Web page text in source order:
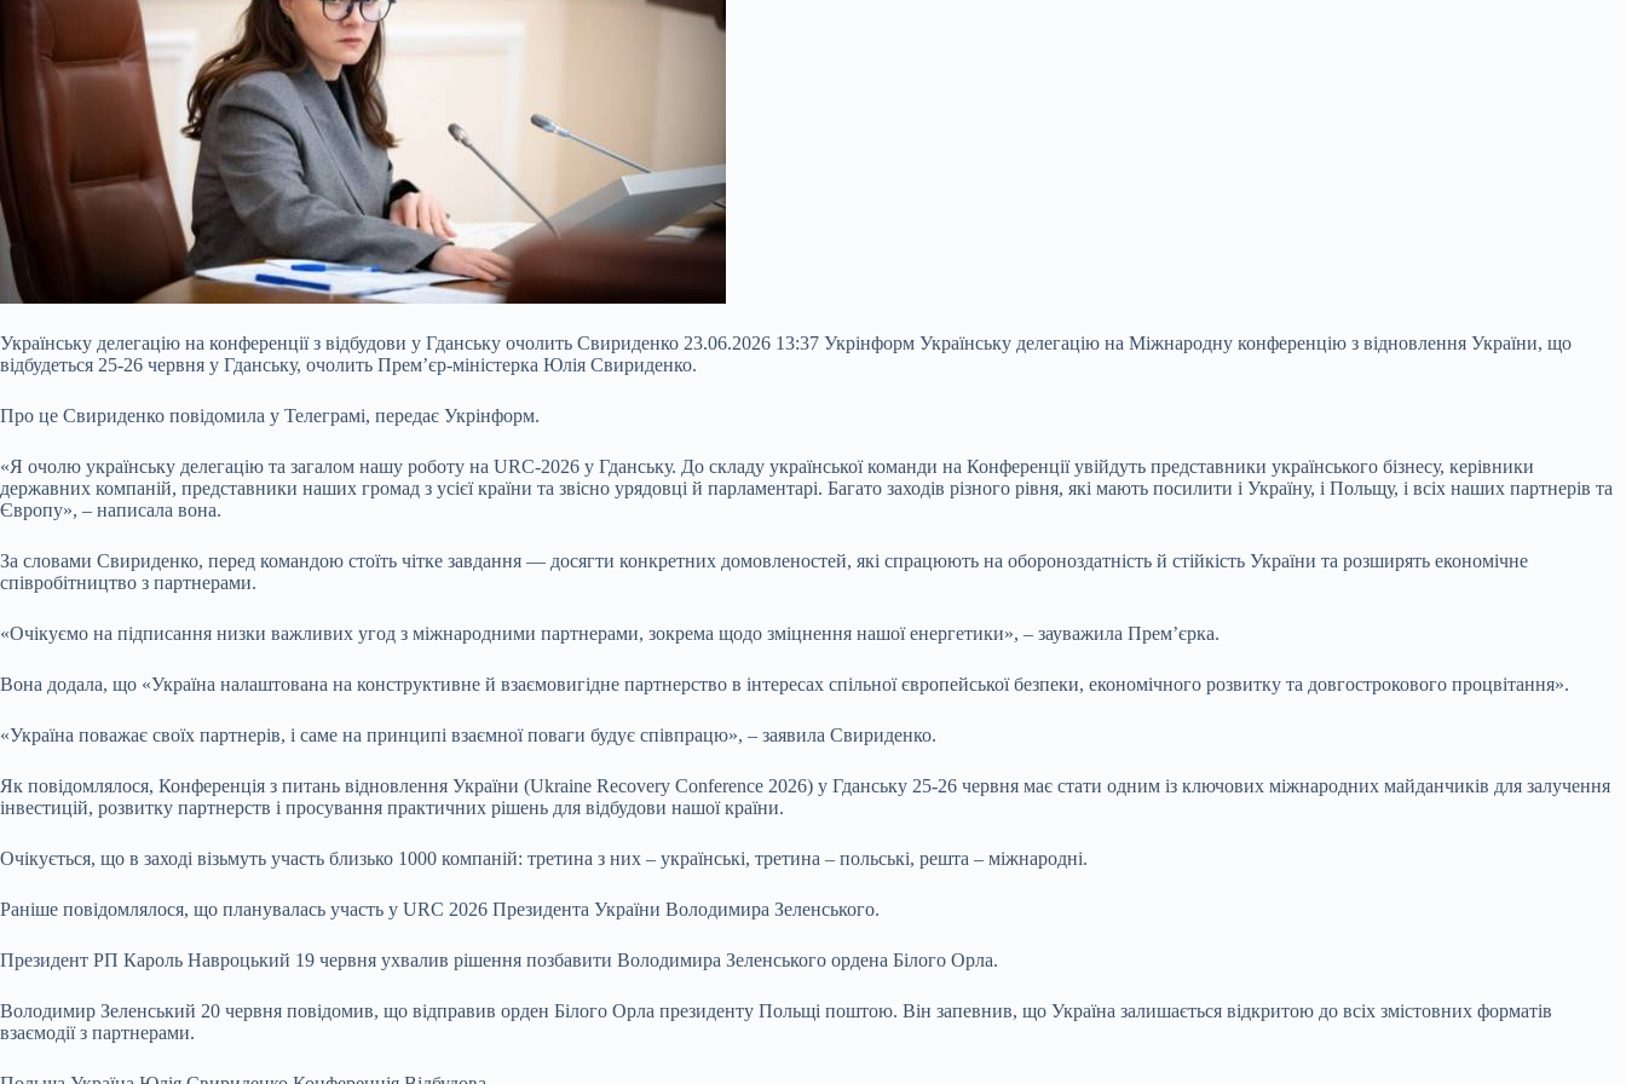
Українську делегацію на конференції з відбудови у Гданську очолить Свириденко 23.06.2026 13:37 Укрінформ Українську делегацію на Міжнародну конференцію з відновлення України, що
відбудеться 25-26 червня у Гданську, очолить Прем’єр-міністерка Юлія Свириденко.
Про це Свириденко повідомила у Телеграмі, передає Укрінформ.
«Я очолю українську делегацію та загалом нашу роботу на URC-2026 у Гданську. До складу української команди на Конференції увійдуть представники українського бізнесу, керівники
державних компаній, представники наших громад з усієї країни та звісно урядовці й парламентарі. Багато заходів різного рівня, які мають посилити і Україну, і Польщу, і всіх наших партнерів та
Європу», – написала вона.
За словами Свириденко, перед командою стоїть чітке завдання — досягти конкретних домовленостей, які спрацюють на обороноздатність й стійкість України та розширять економічне
співробітництво з партнерами.
«Очікуємо на підписання низки важливих угод з міжнародними партнерами, зокрема щодо зміцнення нашої енергетики», – зауважила Прем’єрка.
Вона додала, що «Україна налаштована на конструктивне й взаємовигідне партнерство в інтересах спільної європейської безпеки, економічного розвитку та довгострокового процвітання».
«Україна поважає своїх партнерів, і саме на принципі взаємної поваги будує співпрацю», – заявила Свириденко.
Як повідомлялося, Конференція з питань відновлення України (Ukraine Recovery Conference 2026) у Гданську 25-26 червня має стати одним із ключових міжнародних майданчиків для залучення
інвестицій, розвитку партнерств і просування практичних рішень для відбудови нашої країни.
Очікується, що в заході візьмуть участь близько 1000 компаній: третина з них – українські, третина – польські, решта – міжнародні.
Раніше повідомлялося, що планувалась участь у URC 2026 Президента України Володимира Зеленського.
Президент РП Кароль Навроцький 19 червня ухвалив рішення позбавити Володимира Зеленського ордена Білого Орла.
Володимир Зеленський 20 червня повідомив, що відправив орден Білого Орла президенту Польщі поштою. Він запевнив, що Україна залишається відкритою до всіх змістовних форматів
взаємодії з партнерами.